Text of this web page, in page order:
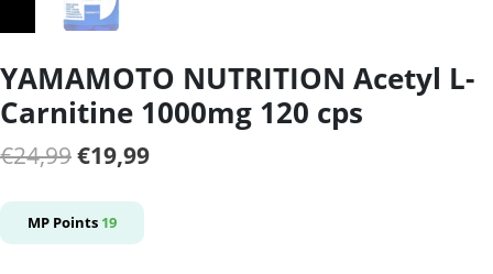
YAMAMOTO NUTRITION Acetyl L-
Carnitine 1000mg 120 cps
€24,99Il
originale
€19,99Il
MP Points 19